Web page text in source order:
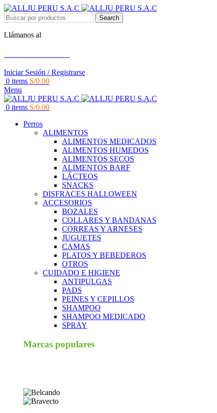
Search
Llámanos al
Iniciar Sesión / Registrarse
0 items S/0.00
Menu
0 items S/0.00
Perros
ALIMENTOS
ALIMENTOS MEDICADOS
ALIMENTOS HUMEDOS
ALIMENTOS SECOS
ALIMENTOS BARF
LÁCTEOS
SNACKS
DISFRACES HALLOWEEN
ACCESORIOS
BOZALES
COLLARES Y BANDANAS
CORREAS Y ARNESES
JUGUETES
CAMAS
PLATOS Y BEBEDEROS
OTROS
CUIDADO E HIGIENE
ANTIPULGAS
PADS
PEINES Y CEPILLOS
SHAMPOO
SHAMPOO MEDICADO
SPRAY
Marcas populares